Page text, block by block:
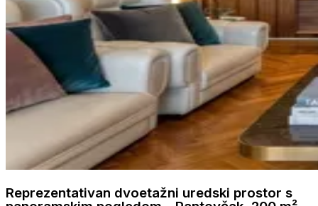
Reprezentativan dvoetažni uredski prostor s